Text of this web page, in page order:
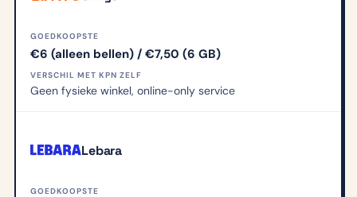
GOEDKOOPSTE
€6 (alleen bellen) / €7,50 (6 GB)
VERSCHIL MET KPN ZELF
Geen fysieke winkel, online-only service
Lebara
GOEDKOOPSTE